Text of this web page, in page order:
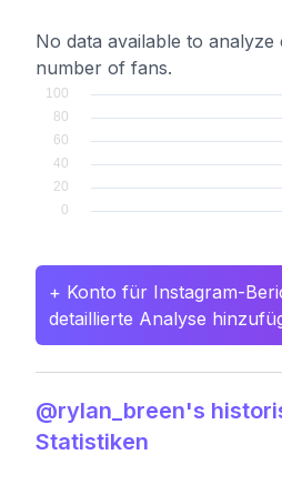
No data available to analyze
number of fans.
+ Konto für Instagram-
detaillierte Analyse
@rylan_breen's
Statistiken